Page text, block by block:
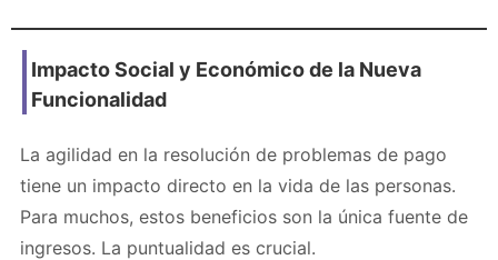
Impacto Social y Económico de la Nueva
Funcionalidad
La agilidad en la resolución de problemas de pago
tiene un impacto directo en la vida de las personas.
Para muchos, estos beneficios son la única fuente de
ingresos. La puntualidad es crucial.